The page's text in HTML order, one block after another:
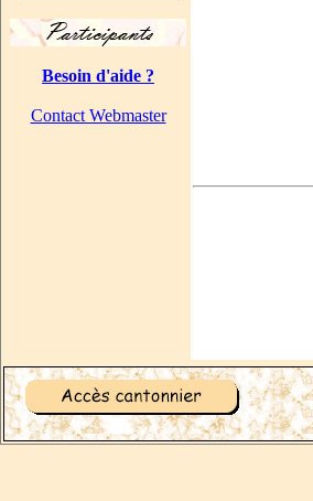
Besoin d'aide ?
Contact Webmaster